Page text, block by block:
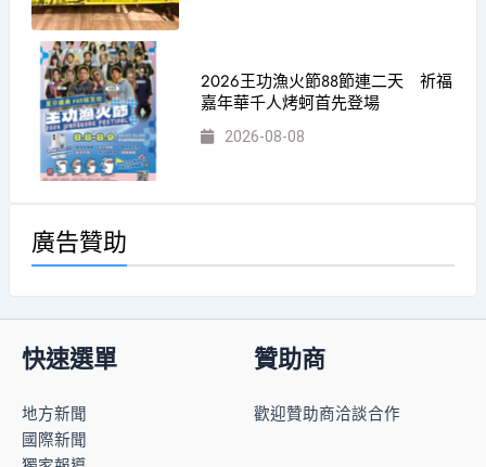
2026王功漁火節88節連二天 祈福
嘉年華千人烤蚵首先登場
2026-08-08
廣告贊助
快速選單
地方新聞
國際新聞
贊助商
歡迎贊助商洽談合作